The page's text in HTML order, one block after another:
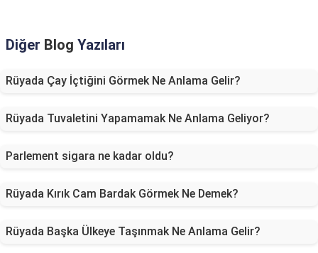
Diğer Blog Yazıları
Rüyada Çay İçtiğini Görmek Ne Anlama Gelir?
Rüyada Tuvaletini Yapamamak Ne Anlama Geliyor?
Parlement sigara ne kadar oldu?
Rüyada Kırık Cam Bardak Görmek Ne Demek?
Rüyada Başka Ülkeye Taşınmak Ne Anlama Gelir?